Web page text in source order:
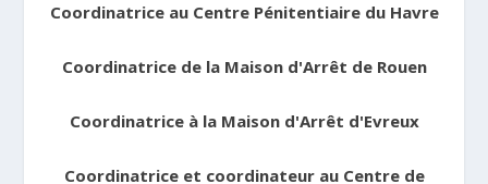
Coordinatrice au Centre Pénitentiaire du Havre
Coordinatrice de la Maison d'Arrêt de Rouen
Coordinatrice à la Maison d'Arrêt d'Evreux
Coordinatrice et coordinateur au Centre de